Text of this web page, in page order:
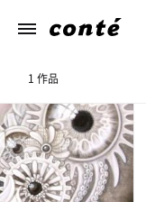
1 作品